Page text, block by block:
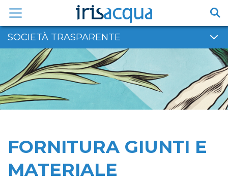
contenuto
SOCIETÀ TRASPARENTE
FORNITURA GIUNTI E
MATERIALE